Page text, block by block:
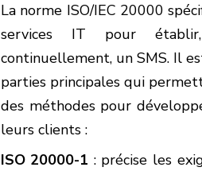
La norme ISO/IEC 20000
services IT pour
continuellement, un SMS. Il
parties principales qui
des méthodes pour
leurs clients :
ISO 20000-1 : précise les